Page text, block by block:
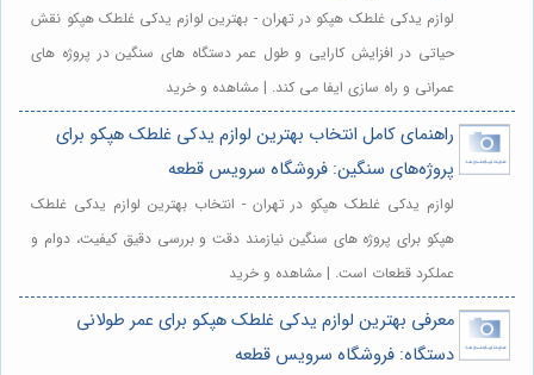
لوازم یدکی غلطک هپکو در تهران - بهترین لوازم یدکی غلطک هپکو نقش
حیاتی در افزایش کارایی و طول عمر دستگاه های سنگین در پروژه های
عمرانی و راه سازی ایفا می کند. | مشاهده و خرید
راهنمای کامل انتخاب بهترین لوازم یدکی غلطک هپکو برای
پروژه‌های سنگین: فروشگاه سرویس قطعه
لوازم یدکی غلطک هپکو در تهران - انتخاب بهترین لوازم یدکی غلطک
هپکو برای پروژه های سنگین نیازمند دقت و بررسی دقیق کیفیت، دوام و
عملکرد قطعات است. | مشاهده و خرید
معرفی بهترین لوازم یدکی غلطک هپکو برای عمر طولانی
دستگاه: فروشگاه سرویس قطعه